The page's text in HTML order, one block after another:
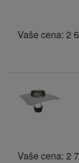
Vaše cena: 2
Vaše cena: 2